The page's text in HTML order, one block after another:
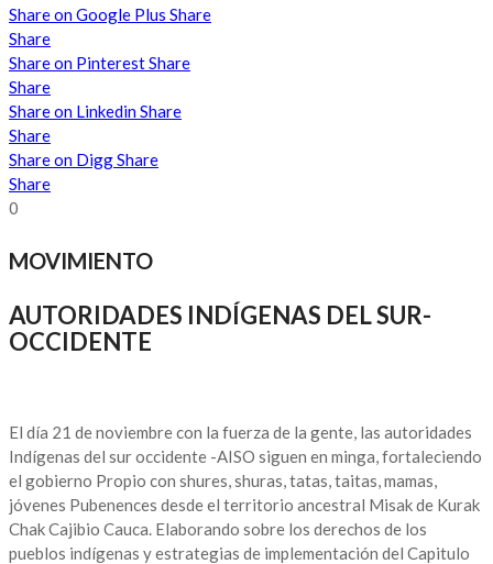
Share on Google Plus Share
Share
Share on PinterestShare
Share
Share on LinkedinShare
Share
Share on DiggShare
Share
0
MOVIMIENTO
AUTORIDADES INDÍGENAS DEL SUR-
OCCIDENTE
El día 21 de noviembre con la fuerza de la gente, las autoridades
Indígenas del sur occidente -AISO siguen en minga, fortaleciendo
el gobierno Propio con shures, shuras, tatas, taitas, mamas,
jóvenes Pubenences desde el territorio ancestral Misak de Kurak
Chak Cajibio Cauca. Elaborando sobre los derechos de los
pueblos indígenas y estrategias de implementación del Capitulo